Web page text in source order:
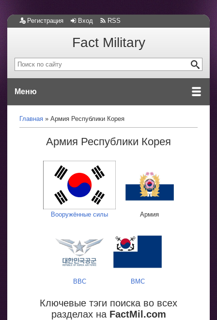
Регистрация Вход RSS
Fact Military
Меню
Главная Армия Республики Корея
Армия Республики Корея
Вооружённые силы Армия
ВВС ВМС
Ключевые тэги поиска во всех
разделах на FactMil.com